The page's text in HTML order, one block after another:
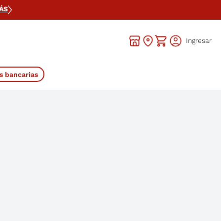
LOS PRODUCTOS
Ingresar
bancarias